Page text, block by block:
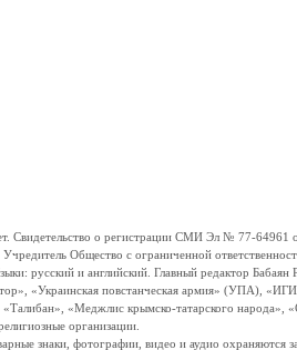
о регистрации СМИ Эл № 77-64961
Общество с ограниченной
русский и английский. Главный редактор
«Украинская повстанческая армия»
«Меджлис крымско-татарского народа»,
организации.
знаки, фотографии, видео и аудио